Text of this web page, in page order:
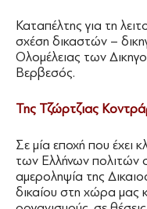
Καταπέλτης για τη
σχέση δικαστών –
Ολομέλειας των
Βερβεσός.
Της Τζώρτζιας
Σε μία εποχή που έχει
των Ελλήνων πολιτών
αμεροληψία της
δικαίου στη χώρα μας